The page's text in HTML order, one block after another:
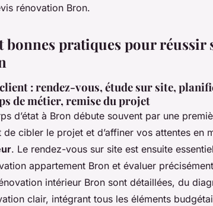
rénovation Bron.
bonnes pratiques pour réussir
: rendez-vous, étude sur site,
de métier, remise du projet
d’état à Bron débute souvent par une
cibler le projet et d’affiner vos attentes en
. Le rendez-vous sur site est ensuite
appartement Bron et évaluer
intérieur Bron sont détaillées, du
clair, intégrant tous les éléments